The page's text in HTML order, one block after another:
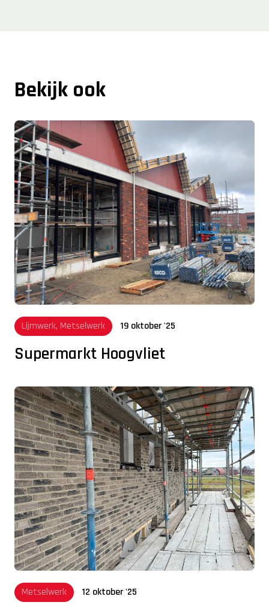
Bekijk ook
Lijmwerk, Metselwerk 19 oktober '25
Supermarkt Hoogvliet
Metselwerk 12 oktober '25